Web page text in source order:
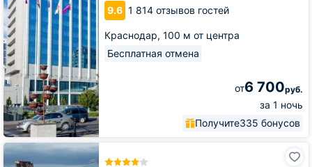
9.6 1 814 отзывов гостей
Краснодар, 100 м от центра
Бесплатная отмена
от6 700руб.
за 1 ночь
Получите335 бонусов
Гостиница
Golden